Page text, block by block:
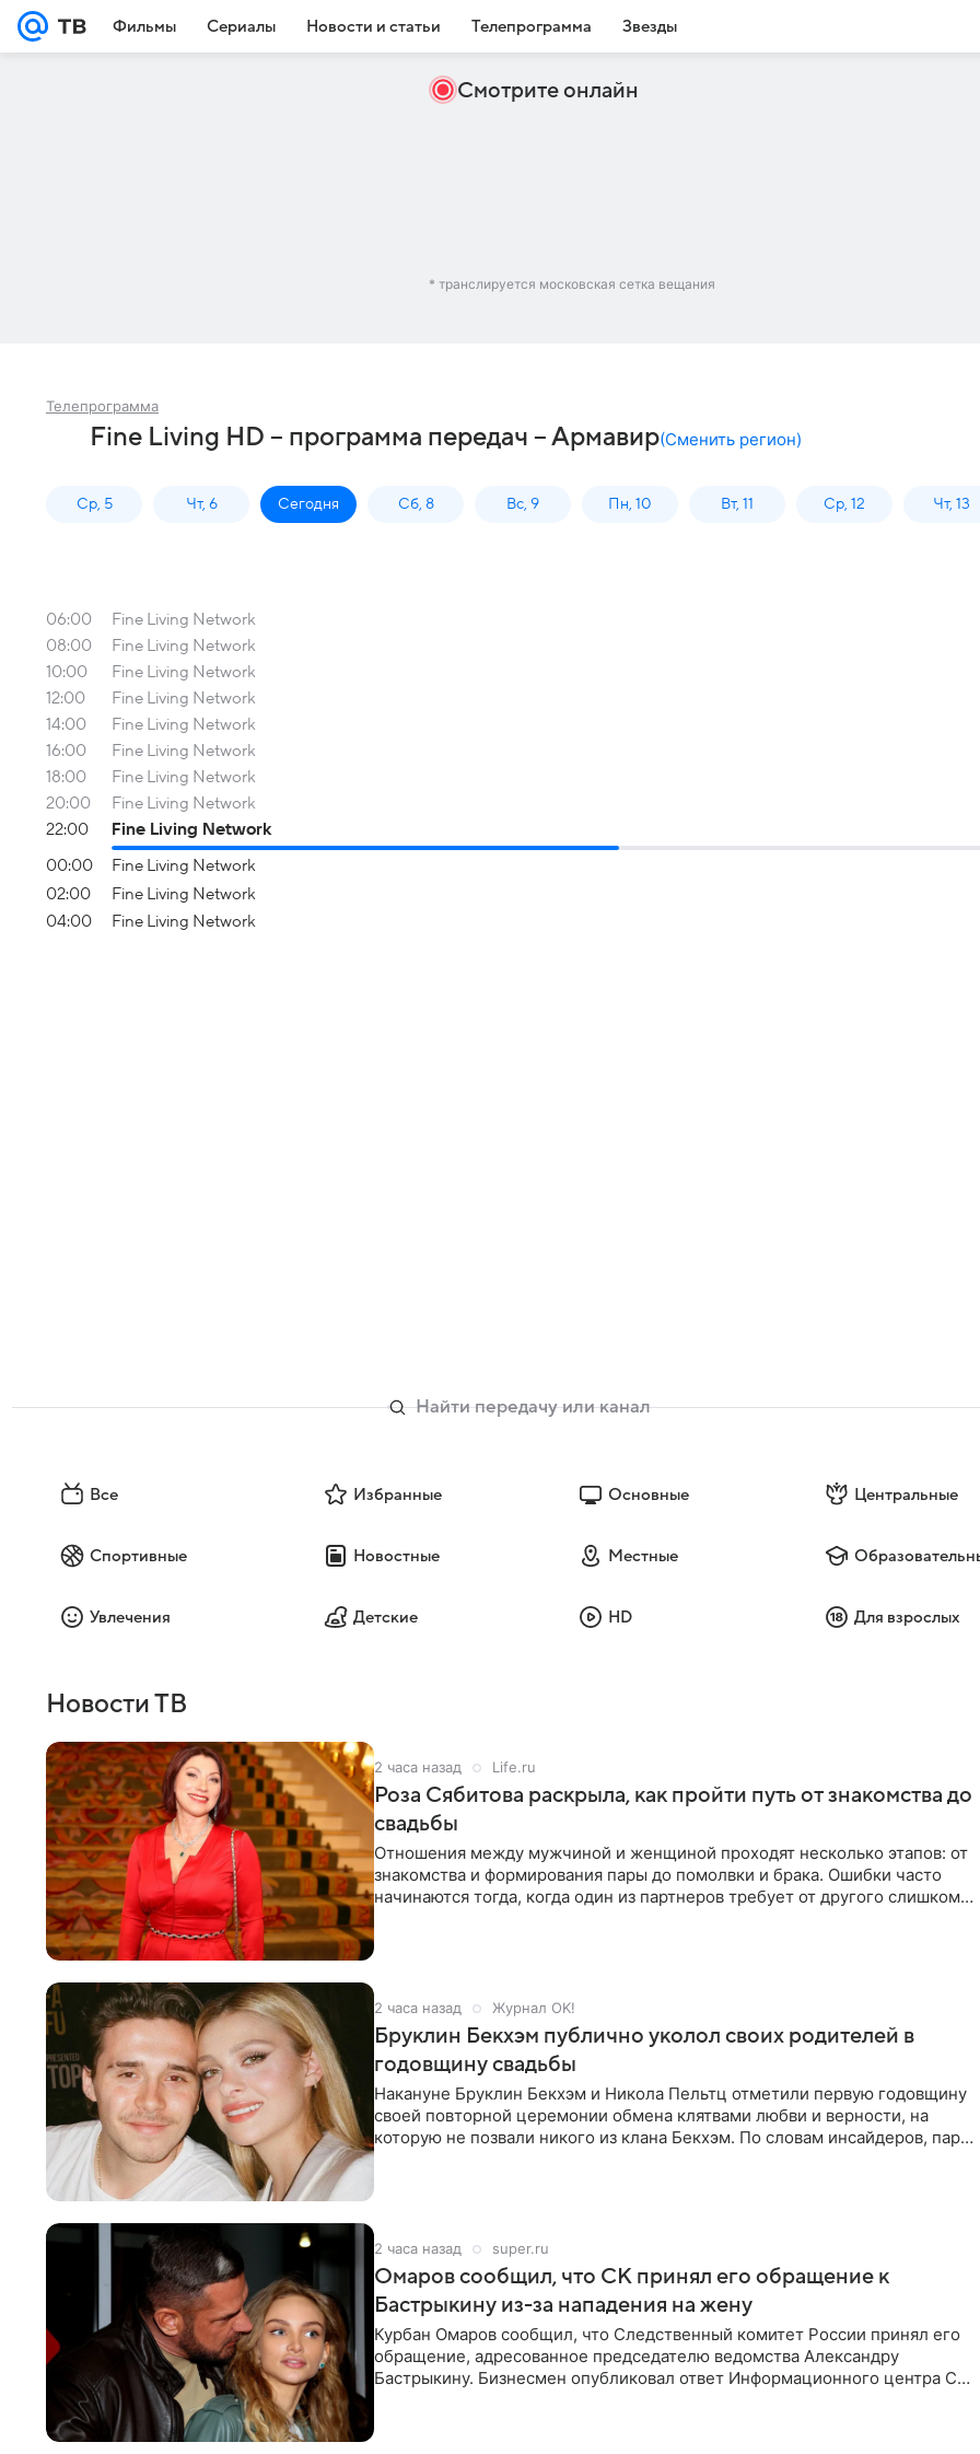
Фильмы Сериалы Новости и статьи Телепрограмма Звезды
Смотрите онлайн
* транслируется московская сетка вещания
Телепрограмма
Fine Living HD – программа передач – Армавир(Сменить регион)
Ср, 5 Чт, 6 Сегодня Сб, 8 Вс, 9 Пн, 10 Вт, 11 Ср, 12 Чт, 13
06:00
Fine Living Network
08:00
Fine Living Network
10:00
Fine Living Network
12:00
Fine Living Network
14:00
Fine Living Network
16:00
Fine Living Network
18:00
Fine Living Network
20:00
Fine Living Network
22:00
Fine Living Network
00:00
Fine Living Network
02:00
Fine Living Network
04:00
Fine Living Network
Все Избранные Основные Центральные
Спортивные Новостные Местные
Увлечения Детские HD Для взрослых
Новости ТВ
2 часа назад Life.ru
Роза Сябитова раскрыла, как пройти путь от знакомства до
свадьбы
Отношения между мужчиной и женщиной проходят несколько этапов: от
знакомства и формирования пары до помолвки и брака. Ошибки часто
начинаются тогда, когда один из партнеров требует от другого слишком
2 часа назад Журнал OK!
Бруклин Бекхэм публично уколол своих родителей в
годовщину свадьбы
Накануне Бруклин Бекхэм и Никола Пельтц отметили первую годовщину
своей повторной церемонии обмена клятвами любви и верности, на
которую не позвали никого из клана Бекхэм. По словам инсайдеров, пара
2 часа назад super.ru
Омаров сообщил, что СК принял его обращение к
Бастрыкину из-за нападения на жену
Курбан Омаров сообщил, что Следственный комитет России принял его
обращение, адресованное председателю ведомства Александру
Бастрыкину. Бизнесмен опубликовал ответ Информационного центра СК